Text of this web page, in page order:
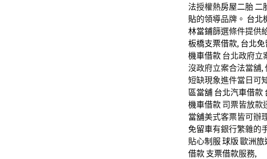
法授權熱房屋二胎 二
貼的領導品牌。 台北
林當鋪篩選條件提供
板橋支票借款, 台北
機車借款 台北政府立
沒政府立案合法當舖,
短缺現象進件當日可
區當舖 台北汽車借款
機車借款 司票皆放款
當舖美式客票皆可辦
免留車有銀行繁雜的
貼心制服 球版 歐洲旅
借款 支票借款服務,